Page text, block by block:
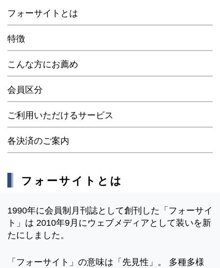
フォーサイトとは
特徴
こんな方にお薦め
会員区分
ご利用いただけるサービス
各決済のご案内
フォーサイトとは
1990年に会員制月刊誌として創刊した「フォーサイ
ト」は 2010年9月にウェブメディアとして装いを新
たにしました。
「フォーサイト」の意味は「先見性」。 多種多様